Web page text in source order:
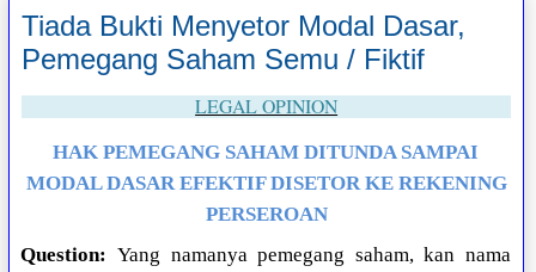
Tiada Bukti Menyetor Modal Dasar,
Pemegang Saham Semu / Fiktif
LEGAL OPINION
HAK PEMEGANG SAHAM DITUNDA SAMPAI
MODAL DASAR EFEKTIF DISETOR KE REKENING
PERSEROAN
Question: Yang namanya pemegang saham, kan nama